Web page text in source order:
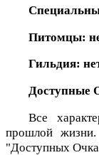
Питомцы:
Гильдия:
Доступные
Все
прошлой жизни.
"Доступных